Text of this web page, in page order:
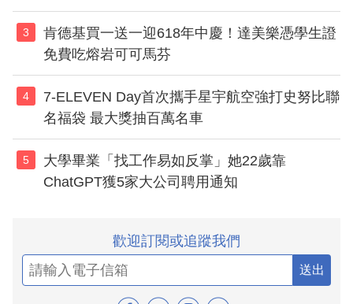
3
肯德基買一送一迎618年中慶！達美樂憑學生證
免費吃熔岩可可馬芬
4
7-ELEVEN Day首次攜手星宇航空強打史努比聯
名福袋 最大獎抽百萬名車
5
大學畢業「找工作易如反掌」她22歲靠
ChatGPT獲5家大公司聘用通知
歡迎訂閱或追蹤我們
送出